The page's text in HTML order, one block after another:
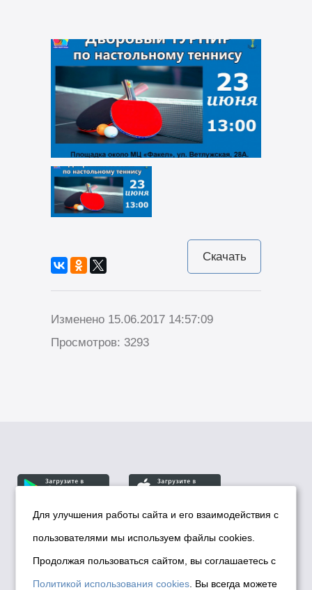
Скачать
Изменено 15.06.2017 14:57:09
Просмотров: 3293
© Департамент информационной политики мэрии
города Новосибирска, 2026
Политика использования Cookies
Для улучшения работы сайта и его взаимодействия с
пользователями мы используем файлы cookies.
Продолжая пользоваться сайтом, вы соглашаетесь с
Политикой использования cookies . Вы всегда можете